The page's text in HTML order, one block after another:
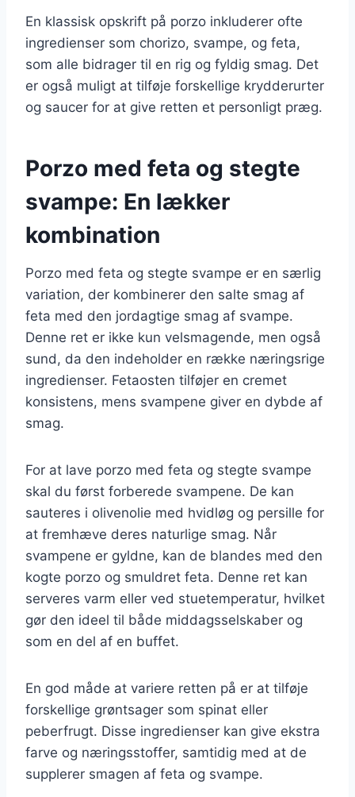
En klassisk opskrift på porzo inkluderer ofte
ingredienser som chorizo, svampe, og feta,
som alle bidrager til en rig og fyldig smag. Det
er også muligt at tilføje forskellige krydderurter
og saucer for at give retten et personligt præg.
Porzo med feta og stegte
svampe: En lækker
kombination
Porzo med feta og stegte svampe er en særlig
variation, der kombinerer den salte smag af
feta med den jordagtige smag af svampe.
Denne ret er ikke kun velsmagende, men også
sund, da den indeholder en række næringsrige
ingredienser. Fetaosten tilføjer en cremet
konsistens, mens svampene giver en dybde af
smag.
For at lave porzo med feta og stegte svampe
skal du først forberede svampene. De kan
sauteres i olivenolie med hvidløg og persille for
at fremhæve deres naturlige smag. Når
svampene er gyldne, kan de blandes med den
kogte porzo og smuldret feta. Denne ret kan
serveres varm eller ved stuetemperatur, hvilket
gør den ideel til både middagsselskaber og
som en del af en buffet.
En god måde at variere retten på er at tilføje
forskellige grøntsager som spinat eller
peberfrugt. Disse ingredienser kan give ekstra
farve og næringsstoffer, samtidig med at de
supplerer smagen af feta og svampe.